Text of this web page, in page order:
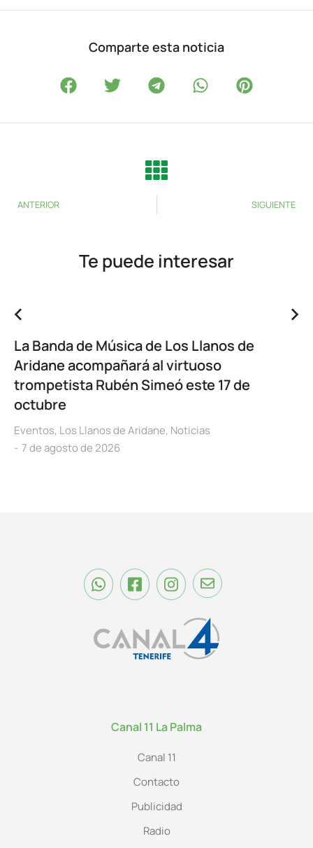
Comparte esta noticia
ANTERIOR SIGUIENTE
Te puede interesar
La Banda de Música de Los Llanos de
Aridane acompañará al virtuoso
trompetista Rubén Simeó este 17 de
octubre
Eventos, Los Llanos de Aridane, Noticias
7 de agosto de 2026
Canal 11 La Palma
Canal 11
Contacto
Publicidad
Radio